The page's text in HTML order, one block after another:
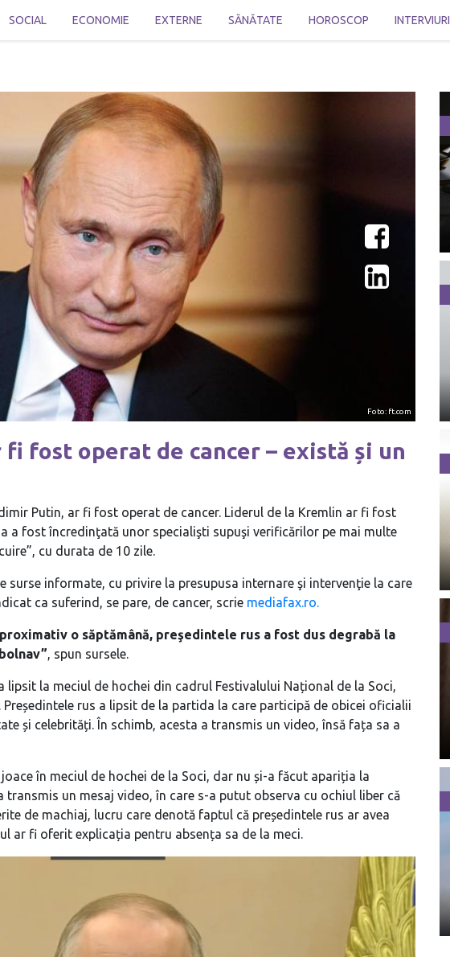
SOCIAL ECONOMIE EXTERNE SĂNĂTATE HOROSCOP INTERVIURI
Foto: ft.com
fost operat de cancer – există și un
Putin, ar fi fost operat de cancer. Liderul de la Kremlin ar fi fost
a fost încredinţată unor specialişti supuşi verificărilor pe mai multe
cu durata de 10 zile.
surse informate, cu privire la presupusa internare şi intervenţie la care
ca suferind, se pare, de cancer, scrie mediafax.ro.
o săptămână, preşedintele rus a fost dus degrabă la
, spun sursele.
lipsit la meciul de hochei din cadrul Festivalului Național de la Soci,
rus a lipsit de la partida la care participă de obicei oficialii
și celebrități. În schimb, acesta a transmis un video, însă fața sa a
în meciul de hochei de la Soci, dar nu și-a făcut apariția la
transmis un mesaj video, în care s-a putut observa cu ochiul liber că
de machiaj, lucru care denotă faptul că președintele rus ar avea
ar fi oferit explicația pentru absența sa de la meci.